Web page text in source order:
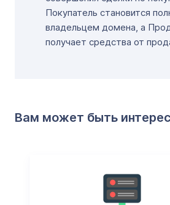
Покупатель становится
владельцем домена, а
получает средства от
Вам может быть